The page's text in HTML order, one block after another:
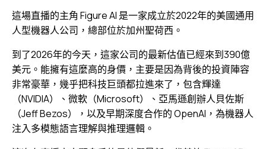
這場直播的主角 Figure AI 是一家成立於2022年的美國通用
人型機器人公司，總部位於加州聖荷西。
到了2026年的今天，這家公司的最新估值已經來到390億
美元。能擁有這麼高的身價，主要是因為背後的投資陣容
非常豪華，幾乎把科技巨頭都拉進來了，包含輝達
（NVIDIA）、微軟（Microsoft）、亞馬遜創辦人貝佐斯
（Jeff Bezos），以及早期深度合作的 OpenAI，為機器人
注入多模態語言理解與推理邏輯。